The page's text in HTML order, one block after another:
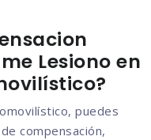
Lesiono en
puedes
compensación,